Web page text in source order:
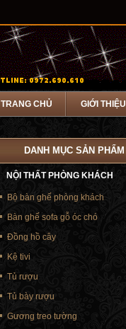
TRANG CHỦ GIỚI THIỆU
DANH MỤC SẢN PHẨM
NỘI THẤT PHÒNG KHÁCH
Bộ bàn ghế phòng khách
Bàn ghế sofa gỗ óc chó
Đồng hồ cây
Kệ tivi
Tủ rượu
Tủ bày rượu
Gương treo tường